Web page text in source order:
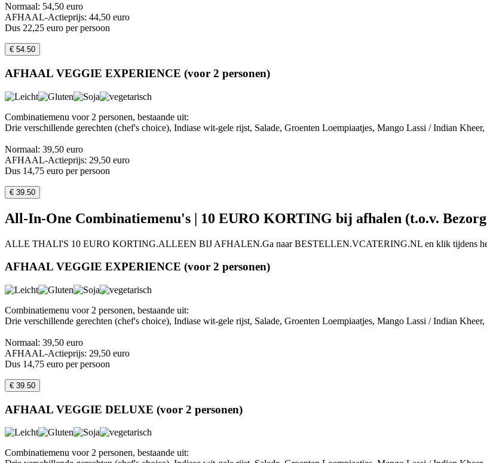
Normaal: 54,50 euro
AFHAAL-Actieprijs: 44,50 euro
Dus 22,25 euro per persoon
€ 54.50
AFHAAL VEGGIE EXPERIENCE (voor 2 personen)
Combinatiemenu voor 2 personen, bestaande uit:
Drie verschillende gerechten (chef's choice), Indiase wit-gele rijst, Salade, Groenten Loempiaatjes, Mango Lassi / Indian
Normaal: 39,50 euro
AFHAAL-Actieprijs: 29,50 euro
Dus 14,75 euro per persoon
€ 39.50
All-In-One Combinatiemenu's | 10 EURO KORTING bij afhalen (t.o.v.
ALLE THALI'S 10 EURO KORTING.ALLEEN BIJ AFHALEN.Ga naar BESTELLEN.VCATERING.NL en klik tijdens
AFHAAL VEGGIE EXPERIENCE (voor 2 personen)
Combinatiemenu voor 2 personen, bestaande uit:
Drie verschillende gerechten (chef's choice), Indiase wit-gele rijst, Salade, Groenten Loempiaatjes, Mango Lassi / Indian
Normaal: 39,50 euro
AFHAAL-Actieprijs: 29,50 euro
Dus 14,75 euro per persoon
€ 39.50
AFHAAL VEGGIE DELUXE (voor 2 personen)
Combinatiemenu voor 2 personen, bestaande uit: